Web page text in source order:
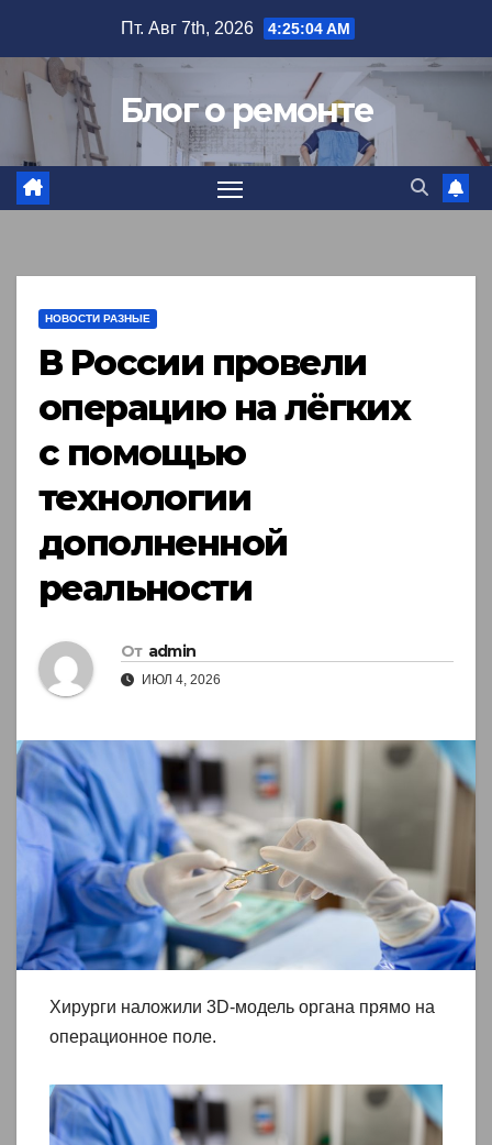
содержимому
Пт. Авг 7th, 2026 4:25:05 AM
Блог о ремонте
НОВОСТИ РАЗНЫЕ
В России провели
операцию на лёгких
с помощью
технологии
дополненной
реальности
От admin
ИЮЛ 4, 2026
Хирурги наложили 3D-модель органа прямо на
операционное поле.